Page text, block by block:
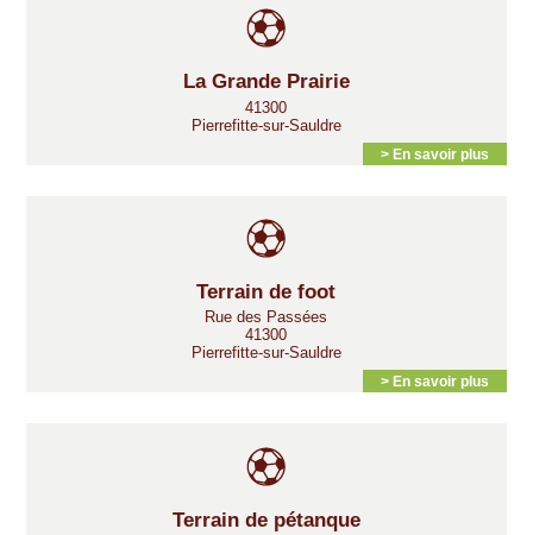
La Grande Prairie
41300
Pierrefitte-sur-Sauldre
> En savoir plus
Terrain de foot
Rue des Passées
41300
Pierrefitte-sur-Sauldre
> En savoir plus
Terrain de pétanque